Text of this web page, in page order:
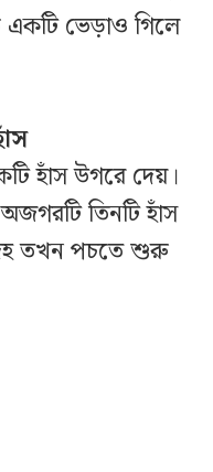
ভেড়াও গিলে
হাঁস উগরে দেয়।
তিনটি হাঁস
তখন পচতে শুরু